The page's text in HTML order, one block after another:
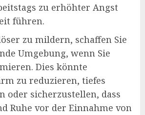
zu erhöhter Angst
führen.
zu mildern, schaffen Sie
Umgebung, wenn Sie
Dies könnte
zu reduzieren, tiefes
oder sicherzustellen, dass
Ruhe vor der Einnahme von